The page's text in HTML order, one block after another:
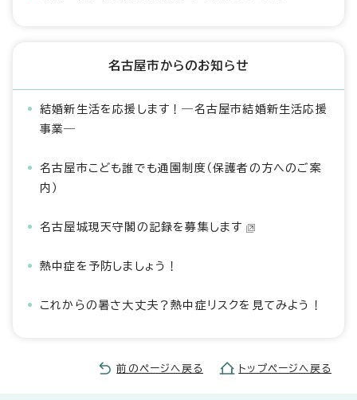
名古屋市からのお知らせ
結婚新生活を応援します！―名古屋市結婚新生活応援
事業―
名古屋市こども誰でも通園制度（保護者の方へのご案
内）
名古屋城現天守閣の記録を募集します
熱中症を予防しましょう！
これからの暑さ大丈夫？熱中症リスクを見てみよう！
前のページへ戻る トップページへ戻る